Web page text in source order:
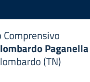
Paganella
(TN)